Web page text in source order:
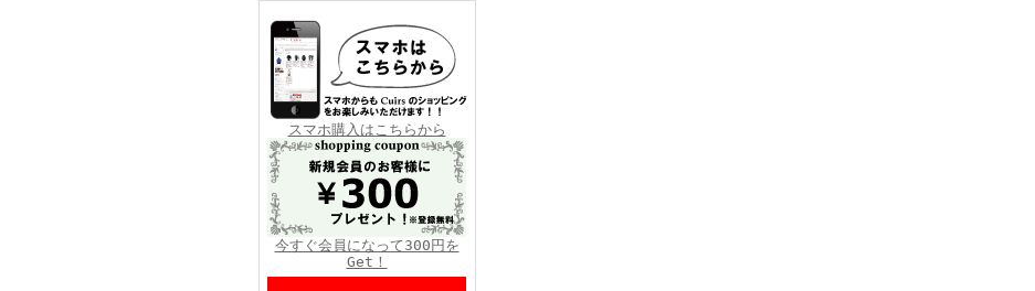
FINEBOYS2025年5月号
スマホ購入はこちらから
今すぐ会員になって300円を
Get！